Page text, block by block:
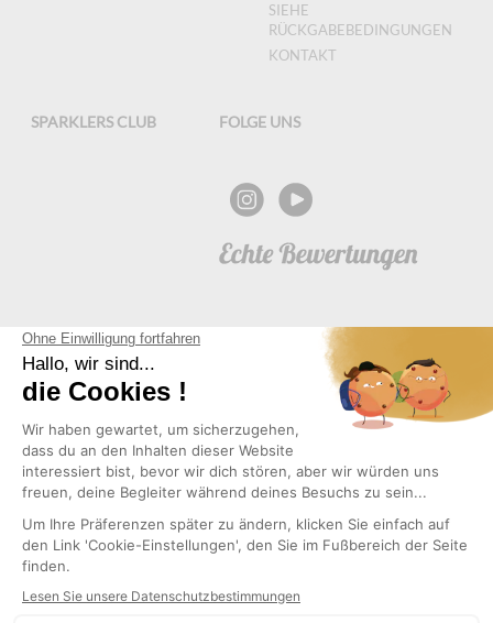
SIEHE
RÜCKGABEBEDINGUNGEN
KONTAKT
SPARKLERS CLUB FOLGE UNS
Copyright © 2026